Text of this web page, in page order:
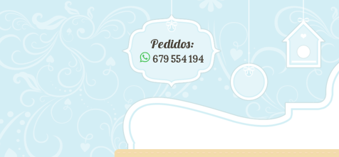
Pedidos:
679 554 194